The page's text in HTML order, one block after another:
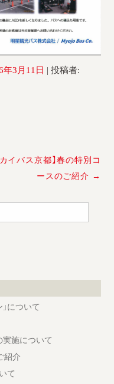
採用情報
運輸安全マネジメント評価
年3月11日 |投稿者:
カイバス京都】春の特別コ
ースのご紹介 →
について
施について
紹介
て